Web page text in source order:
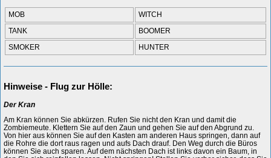
MOB
WITCH
TANK
BOOMER
SMOKER
HUNTER
Hinweise - Flug zur Hölle:
Der Kran
Am Kran können Sie abkürzen. Rufen Sie nicht den Kran und damit die
Zombiemeute. Klettern Sie auf den Zaun und gehen Sie auf den Abgrund zu.
Von hier aus können Sie auf den Kasten am anderen Haus springen, dann auf
die Rohre die dort raus ragen und aufs Dach drauf. Den Weg durch die Büros
können Sie auch sparen. Auf dem nächsten Dach ist links davon ein Baum, in